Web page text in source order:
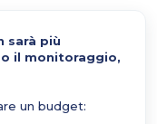
sarà più
il monitoraggio,
un budget: